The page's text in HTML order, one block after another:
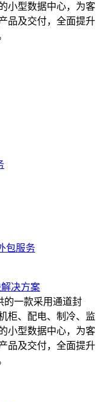
小型数据中心，为客
品及交付，全面提升
包服务
决方案
的一款采用通道封
柜、配电、制冷、监
小型数据中心，为客
品及交付，全面提升